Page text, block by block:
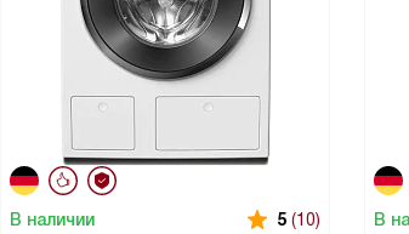
В наличии 5 (10) В